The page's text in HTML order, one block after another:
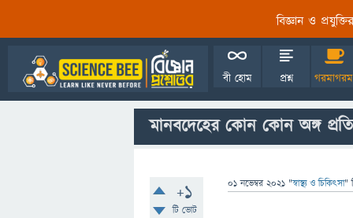
বিজ্ঞান ও
বী হোম প্রশ্ন
মানবদেহের কোন কোন অঙ্গ
+1
টি ভোট
01 নভেম্বর 2021 "স্বাস্থ্য ও চিকিৎসা"